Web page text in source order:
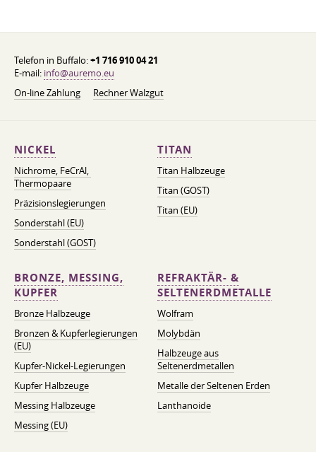
Telefon in Buffalo:+1 716 910 04 21
E-mail: info@auremo.eu
On-line Zahlung
Rechner Walzgut
NICKEL
Nichrome, FeСrAl, ​​
Thermopaare
Präzisionslegierungen
Sonderstahl (EU)
Sonderstahl (GOST)
TITAN
Titan Halbzeuge
Titan (GOST)
Titan (EU)
BRONZE, MESSING,
KUPFER
Bronze Halbzeuge
Bronzen & Kupferlegierungen
(EU)
Kupfer-Nickel-Legierungen
Kupfer Halbzeuge
Messing Halbzeuge
Messing (EU)
REFRAKTÄR- &
SELTENERDMETALLE
Wolfram
Molybdän
Halbzeuge aus
Seltenerdmetallen
Metalle der Seltenen Erden
Lanthanoide